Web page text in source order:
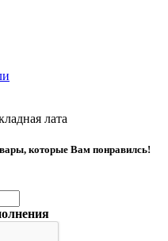
лата
которые Вам понравилсь!